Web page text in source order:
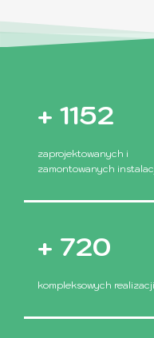
+ 1496
zaprojektowanych i
zamontowanych
+ 935
kompleksowych realizacji